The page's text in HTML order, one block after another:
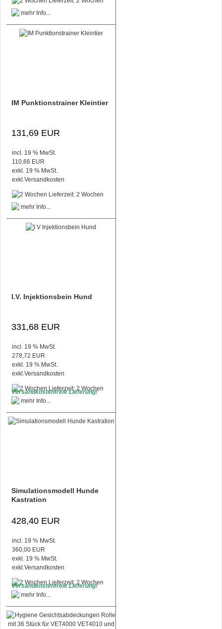
IM Punktionstrainer Kleintier
131,69 EUR
incl. 19 % MwSt.
110,66 EUR
exkl. 19 % MwSt.
exkl.Versandkosten
Lieferzeit: 2 Wochen
I.V. Injektionsbein Hund
331,68 EUR
incl. 19 % MwSt.
278,72 EUR
exkl. 19 % MwSt.
exkl.Versandkosten
Lieferzeit: 2 Wochen
Versandkostenfreie Lieferung!
Simulationsmodell Hunde
Kastration
428,40 EUR
incl. 19 % MwSt.
360,00 EUR
exkl. 19 % MwSt.
exkl.Versandkosten
Lieferzeit: 2 Wochen
Versandkostenfreie Lieferung!